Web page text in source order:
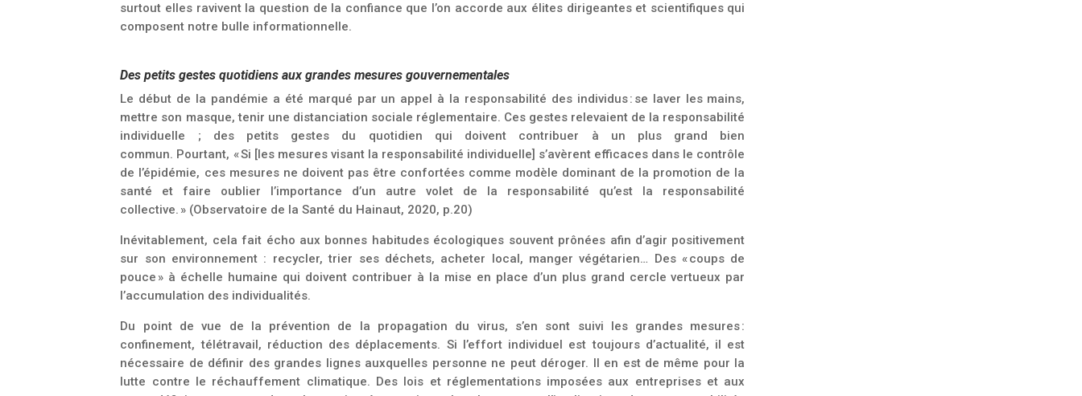
surtout elles ravivent la question de la confiance que l’on accorde aux élites dirigeantes et scientifiques qui
composent notre bulle informationnelle.
Des petits gestes quotidiens aux grandes mesures gouvernementales
Le début de la pandémie a été marqué par un appel à la responsabilité des individus : se laver les mains,
mettre son masque, tenir une distanciation sociale réglementaire. Ces gestes relevaient de la responsabilité
individuelle ; des petits gestes du quotidien qui doivent contribuer à un plus grand bien
commun. Pourtant, « Si [les mesures visant la responsabilité individuelle] s’avèrent efficaces dans le contrôle
de l’épidémie, ces mesures ne doivent pas être confortées comme modèle dominant de la promotion de la
santé et faire oublier l’importance d’un autre volet de la responsabilité qu’est la responsabilité
collective. » (Observatoire de la Santé du Hainaut, 2020, p.20)
Inévitablement, cela fait écho aux bonnes habitudes écologiques souvent prônées afin d’agir positivement
sur son environnement : recycler, trier ses déchets, acheter local, manger végétarien… Des « coups de
pouce » à échelle humaine qui doivent contribuer à la mise en place d’un plus grand cercle vertueux par
l’accumulation des individualités.
Du point de vue de la prévention de la propagation du virus, s’en sont suivi les grandes mesures :
confinement, télétravail, réduction des déplacements. Si l’effort individuel est toujours d’actualité, il est
nécessaire de définir des grandes lignes auxquelles personne ne peut déroger. Il en est de même pour la
lutte contre le réchauffement climatique. Des lois et réglementations imposées aux entreprises et aux